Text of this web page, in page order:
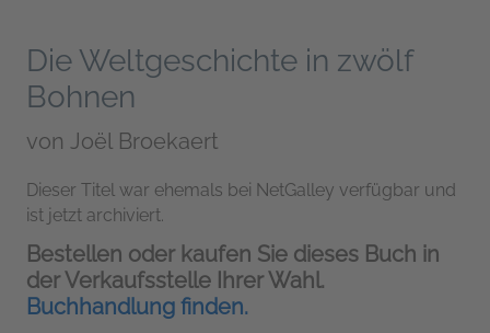
Die Weltgeschichte in zwölf
Bohnen
von Joël Broekaert
Dieser Titel war ehemals bei NetGalley verfügbar und
ist jetzt archiviert.
Bestellen oder kaufen Sie dieses Buch in
der Verkaufsstelle Ihrer Wahl.
Buchhandlung finden.